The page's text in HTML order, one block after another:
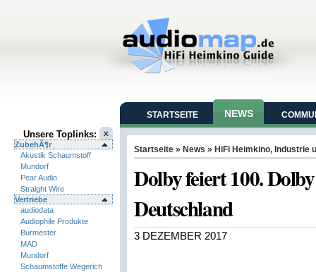
Unsere Toplinks:
ZubehÃ¶r
Akustik Schaumstoff
Mundorf
Pear Audio
Straight Wire
Vertriebe
audiodata
Audiophile Produkte
Burmester
MAD
Mundorf
Schaumstoffe Wegerich
STARTSEITE NEWS
Startseite » News » HiFi Heimkino, Industrie
Dolby feiert 100.
Deutschland
3 DEZEMBER 2017